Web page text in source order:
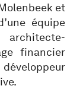
et
équipe
financier